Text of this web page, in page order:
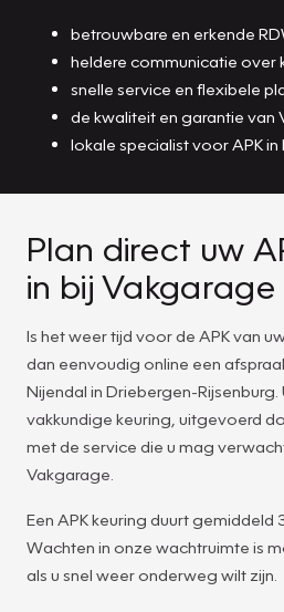
betrouwbare en erkende
heldere communicatie over
snelle service en flexibele
de kwaliteit en garantie van
lokale specialist voor APK
Plan direct uw
in bij
Is het weer tijd voor de APK van
dan eenvoudig online een
Nijendal in Driebergen-
vakkundige keuring, uitgevoerd
met de service die u mag
Vakgarage.
Een APK keuring duurt gemiddeld
Wachten in onze wachtruimte is
als u snel weer onderweg wilt zijn.